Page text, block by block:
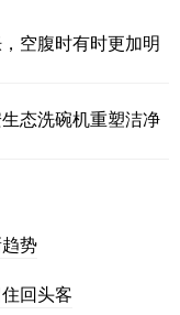
空腹时有时更加明
态洗碗机重塑洁净
势
回头客